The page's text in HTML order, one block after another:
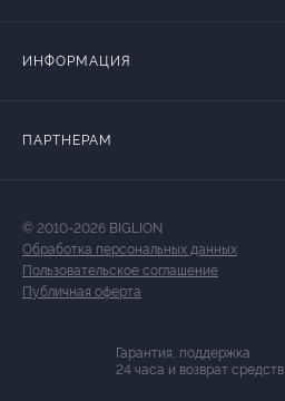
ИНФОРМАЦИЯ
ПАРТНЕРАМ
© 2010-2026 BIGLION
Обработка персональных данных
Пользовательское соглашение
Публичная оферта
Гарантия, поддержка
24 часа и возврат средств